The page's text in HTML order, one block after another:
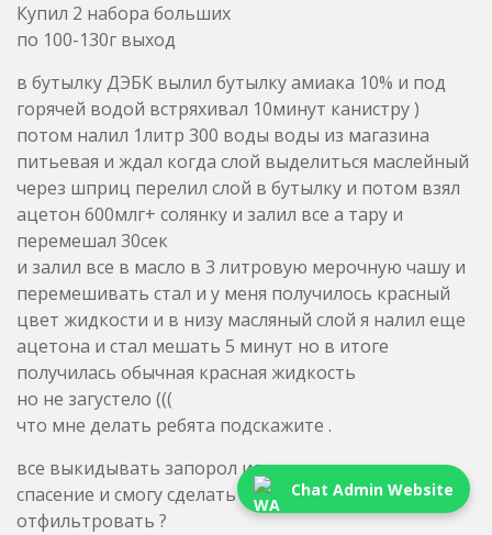
питьевая и ждал когда слой выделиться маслейный
через шприц перелил слой в бутылку и потом взял
ацетон 600млг+ солянку и залил все а тару и
перемешал 30сек
и залил все в масло в 3 литровую мерочную чашу и
перемешивать стал и у меня получилось красный
цвет жидкости и в низу масляный слой я налил еще
ацетона и стал мешать 5 минут но в итоге
получилась обычная красная жидкость
но не загустело (((
что мне делать ребята подскажите .
все выкидывать запорол или есть все таки
спасение и смогу сделать жидкость густой и
отфильтровать ?
https://lut.im/b8GNkPnlfH/qTzYp6kbbyJl3k1M.jpg
млг налил туда ацетона и мешал 5 минут не стал
густеть что делать ??
Chat Admin Website